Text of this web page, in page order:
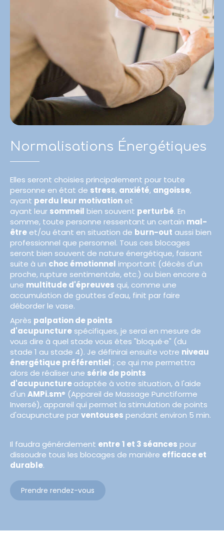
Normalisations Énergétiques
Elles seront choisies principalement pour toute
personne en état de stress, anxiété, angoisse,
ayant perdu leur motivation et
ayant leur sommeil bien souvent perturbé. En
somme, toute personne ressentant un certain mal-
être et/ou étant en situation de burn-out aussi bien
professionnel que personnel. Tous ces blocages
seront bien souvent de nature énergétique, faisant
suite à un choc émotionnel important (décès d'un
proche, rupture sentimentale, etc.) ou bien encore à
une multitude d'épreuves qui, comme une
accumulation de gouttes d'eau, finit par faire
déborder le vase.
Après palpation de points
d'acupuncture spécifiques, je serai en mesure de
vous dire à quel stade vous êtes "bloqué·e" (du
stade 1 au stade 4). Je définirai ensuite votre niveau
énergétique préférentiel ; ce qui me permettra
alors de réaliser une série de points
d'acupunctureadaptée à votre situation, à l'aide
d'un AMPi.sm® (Appareil de Massage Punctiforme
Inversé), appareil qui permet la stimulation de points
d'acupuncture parventouses pendant environ 5 min.
Il faudra généralement entre1 et 3 séances pour
dissoudre tous les blocages de manière efficace et
durable.
Prendre rendez-vous